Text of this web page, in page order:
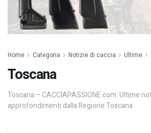
Home Categoria Notizie di caccia Ultime
Toscana
Toscana – CACCIAPASSIONE.com: Ultime
approfondimenti dalla Regione Toscana